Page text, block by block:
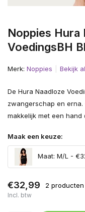
Noppies Hura
VoedingsBH
Merk: Noppies Bekijk
De Hura Naadloze
zwangerschap en
makkelijk met een hand
Maak een keuze:
Maat: M/L -
€32,99 2
Incl. btw